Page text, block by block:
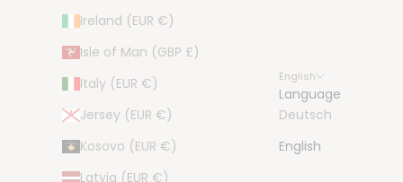
Ireland (EUR €)
Isle of Man (GBP £)
Italy (EUR €)
Jersey (EUR €)
Kosovo (EUR €)
Latvia (EUR €)
English
Language
Deutsch
English